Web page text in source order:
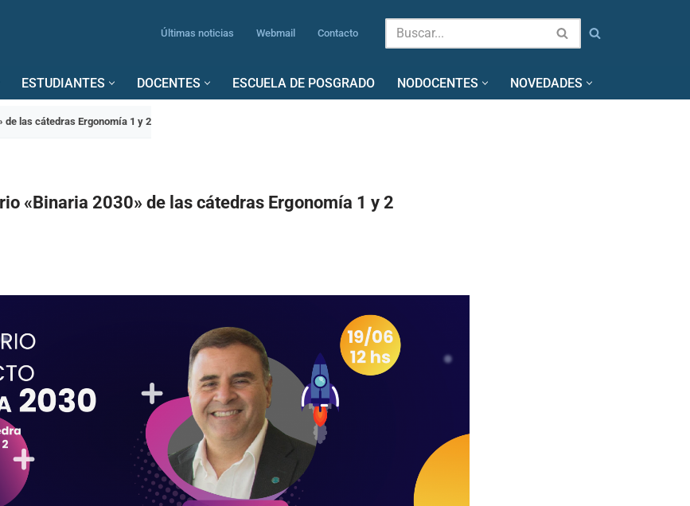
Últimas noticias Webmail Contacto
ESTUDIANTES DOCENTES ESCUELA DE POSGRADO NODOCENTES NOVEDADES
de las cátedras Ergonomía 1 y 2
«Binaria 2030» de las cátedras Ergonomía 1 y 2